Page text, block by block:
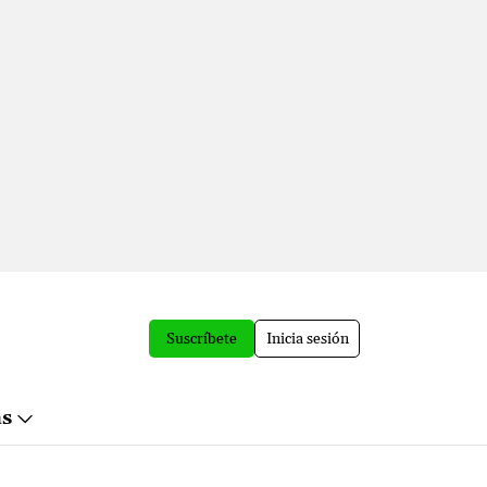
Suscríbete Inicia sesión